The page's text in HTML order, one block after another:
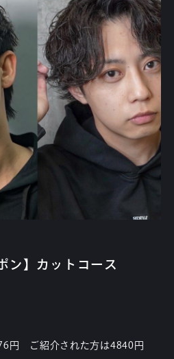
ン】カットコース
円 ご紹介された方は4840円